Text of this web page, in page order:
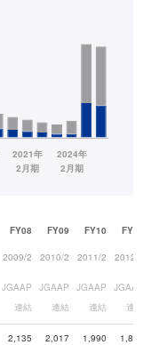
FY08 FY09 FY10 FY11
2009/2 2010/2 2011/2 2012/2
JGAAP
連結
JGAAP
連結
JGAAP
連結
JGAAP
連結
2,135 2,017 1,990 1,814